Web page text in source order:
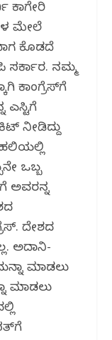
ಕಾಗೇರಿ
ಮೇಲೆ
ಕೊಡದೆ
ಸರ್ಕಾರ. ನಮ್ಮ
ಕಾಂಗ್ರೆಸ್‌ಗೆ
ಎಸ್ಟಿಗೆ
ನೀಡಿದ್ದು
ಒಬ್ಬ
ಅವರನ್ನ
ದೇಶದ
ಅದಾನಿ-
ಮಾಡಲು
ಮಾಡಲು